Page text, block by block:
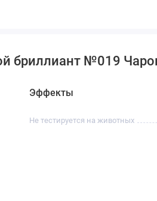
бриллиант №019
Эффекты
Не тестируется на животных